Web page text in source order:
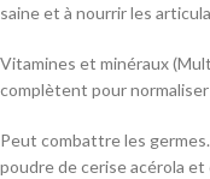
saine et à nourrir les
Vitamines et minéraux
complètent pour
Peut combattre les
poudre de cerise acérola